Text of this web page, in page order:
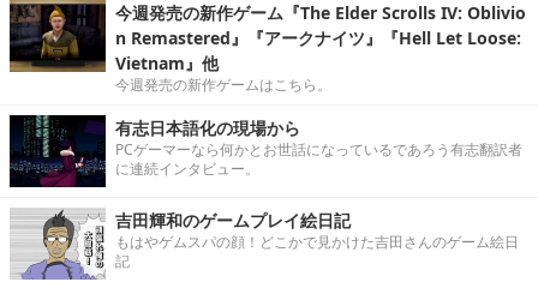
今週発売の新作ゲーム『The Elder Scrolls IV: Oblivio
n Remastered』『アークナイツ』『Hell Let Loose:
Vietnam』他
今週発売の新作ゲームはこちら。
有志日本語化の現場から
PCゲーマーなら何かとお世話になっているであろう有志翻訳者
に連続インタビュー。
吉田輝和のゲームプレイ絵日記
もはやゲムスパの顔！どこかで見かけた吉田さんのゲーム絵日
記